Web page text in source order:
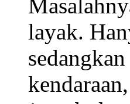
layak.